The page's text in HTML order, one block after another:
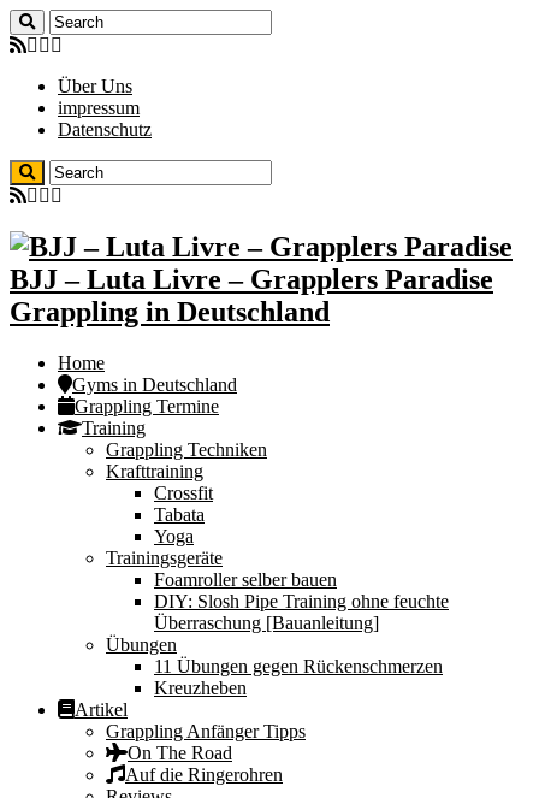
Über Uns
impressum
Datenschutz
BJJ – Luta Livre – Grapplers Paradise
Grappling in Deutschland
Home
Gyms in Deutschland
Grappling Termine
Training
Grappling Techniken
Krafttraining
Crossfit
Tabata
Yoga
Trainingsgeräte
Foamroller selber bauen
DIY: Slosh Pipe Training ohne feuchte
Überraschung [Bauanleitung]
Übungen
11 Übungen gegen Rückenschmerzen
Kreuzheben
Artikel
Grappling Anfänger Tipps
On The Road
Auf die Ringerohren